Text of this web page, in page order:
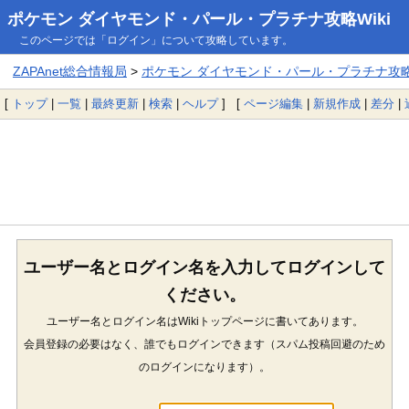
ポケモン ダイヤモンド・パール・プラチナ攻略Wiki
このページでは「ログイン」について攻略しています。
ZAPAnet総合情報局 > ポケモン ダイヤモンド・パール・プラチナ攻
[ トップ| 一覧 | 最終更新 | 検索 | ヘルプ] [ ページ編集 | 新規作成 | 差分 |
ユーザー名とログイン名を入力してログインして
ください。
ユーザー名とログイン名はWikiトップページに書いてあります。
会員登録の必要はなく、誰でもログインできます（スパム投稿回避のため
のログインになります）。